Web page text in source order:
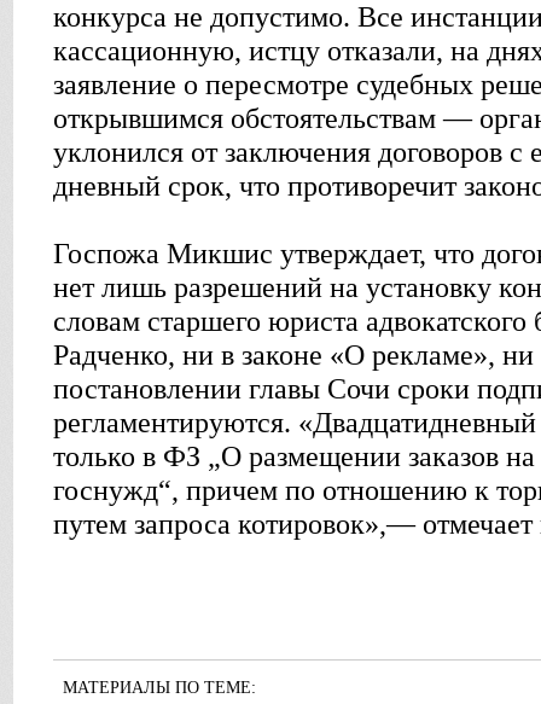
конкурса не допустимо. Все
кассационную, истцу отказали, на
заявление о пересмотре судебных
открывшимся обстоятельствам —
уклонился от заключения договоров с
дневный срок, что противоречит
Госпожа Микшис утверждает, что
нет лишь разрешений на установку
словам старшего юриста
Радченко, ни в законе «О рекламе»,
постановлении главы Сочи сроки
регламентируются.
только в ФЗ „О размещении заказов
госнужд“, причем по отношению к
путем запроса котировок»,—
МАТЕРИАЛЫ ПО ТЕМЕ: